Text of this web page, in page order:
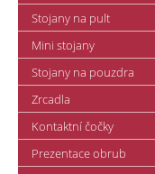
Stojany na pult
Mini stojany
Stojany na pouzdra
Zrcadla
Kontaktní čočky
Prezentace obrub